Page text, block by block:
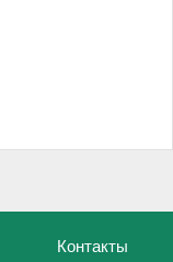
Контакты